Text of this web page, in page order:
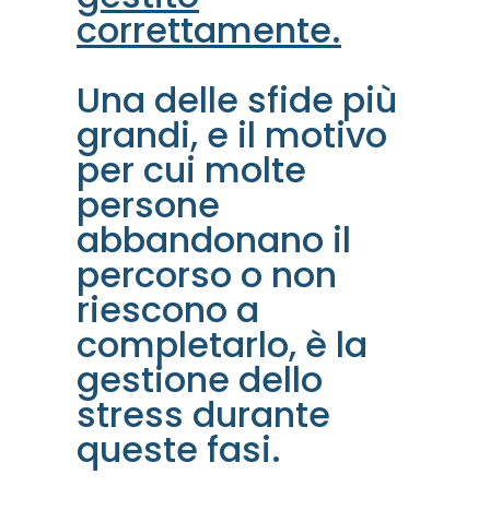
correttamente.
Una delle sfide più
grandi, e il motivo
per cui molte
persone
abbandonano il
percorso o non
riescono a
completarlo, è la
gestione dello
stress durante
queste fasi.